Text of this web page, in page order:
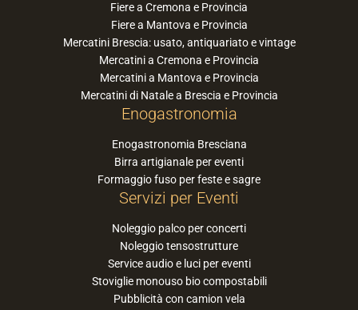
Fiere a Cremona e Provincia
Fiere a Mantova e Provincia
Mercatini Brescia: usato, antiquariato e vintage
Mercatini a Cremona e Provincia
Mercatini a Mantova e Provincia
Mercatini di Natale a Brescia e Provincia
Enogastronomia
Enogastronomia Bresciana
Birra artigianale per eventi
Formaggio fuso per feste e sagre
Servizi per Eventi
Noleggio palco per concerti
Noleggio tensostrutture
Service audio e luci per eventi
Stoviglie monouso bio compostabili
Pubblicità con camion vela